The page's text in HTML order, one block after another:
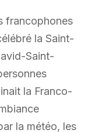
francophones
la Saint-
Saint-
la Franco-
la météo, les